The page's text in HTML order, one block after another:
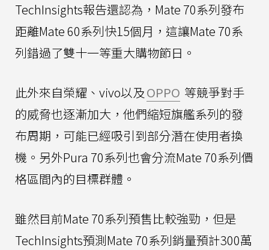
TechInsights報告還認為，Mate 70系列發布
距離Mate 60系列快15個月，這讓Mate 70系
列錯過了雙十一等重大購物節日。
此外來自榮耀、vivo以及OPPO 等競爭對手
的威脅也逐漸加大，他們縮短旗艦系列的發
布周期，可能已經吸引到部分潛在使用者換
機。另外Pura 70系列也會分流Mate 70系列價
格區間內的目標群體。
雖然目前Mate 70系列預售比較強勁，但是
TechInsights預測Mate 70系列銷量預計300萬